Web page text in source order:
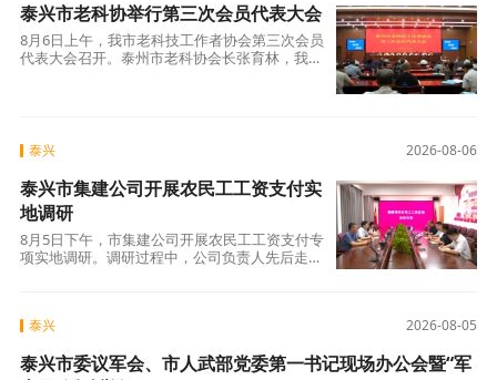
泰兴市老科协举行第三次会员代表大会
8月6日上午，我市老科技工作者协会第三次会员
代表大会召开。泰州市老科协会长张育林，我市
2026-08-06
泰兴
泰兴市集建公司开展农民工工资支付实
地调研
8月5日下午，市集建公司开展农民工工资支付专
项实地调研。调研过程中，公司负责人先后走访
2026-08-05
泰兴
泰兴市委议军会、市人武部党委第一书记现场办公会暨“军